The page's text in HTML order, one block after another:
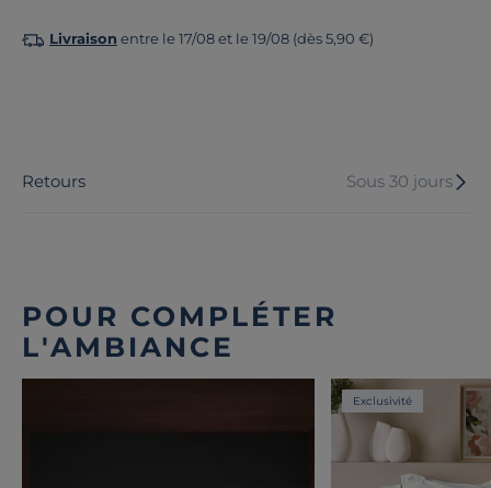
Livraison entre le 17/08 et le 19/08 (dès 5,90 €)
Retours Sous 30 jours
POUR COMPLÉTER
L'AMBIANCE
Exclusivité